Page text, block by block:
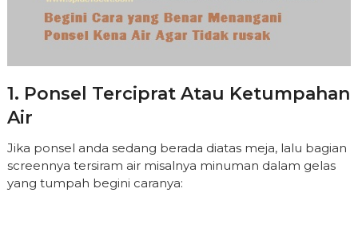
1. Ponsel Terciprat Atau Ketumpahan
Air
Jika ponsel anda sedang berada diatas meja, lalu bagian
screennya tersiram air misalnya minuman dalam gelas
yang tumpah begini caranya: